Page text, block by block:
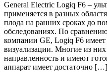
General Electric Logiq F6 –
применяется в разных
плода на ранних сроках до
обследованиях. По
компании GE, Logiq F6
визуализации. Многие из
направленность и имеют
аппарат имеет достаточно […]